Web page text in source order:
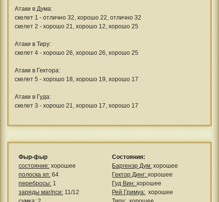
Атаки в Дума:
скелет 1 - отлично 32, хорошо 22, отлично 32
скелет 2 - хорошо 21, хорошо 12, хорошо 25
Атаки в Тиру:
скелет 4 - хорошо 26, хорошо 26, хорошо 25
Атаки в Гектора:
скелет 5 - хорошо 18, хорошо 19, хорошо 17
Атаки в Гуда:
скелет 3 - хорошо 21, хорошо 17, хорошо 17
Фыр-фыр
состояние:хорошее
полоска хп:64
перебросы:1
заряды маг/пси:11/12
Состояния:
Баргенэр Дум: хорошее
Гектор Динг:хорошее
Гуд Вин:хорошее
Рей Гримуа: хорошее